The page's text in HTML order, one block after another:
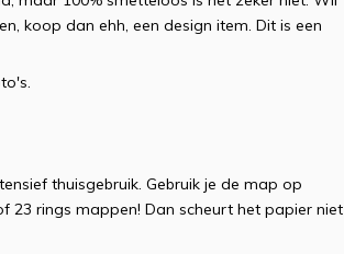
koop dan ehh, een design item. Dit is een
thuisgebruik. Gebruik je de map op
23 rings mappen! Dan scheurt het papier niet